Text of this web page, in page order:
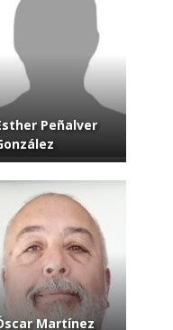
Peñalver
Martínez